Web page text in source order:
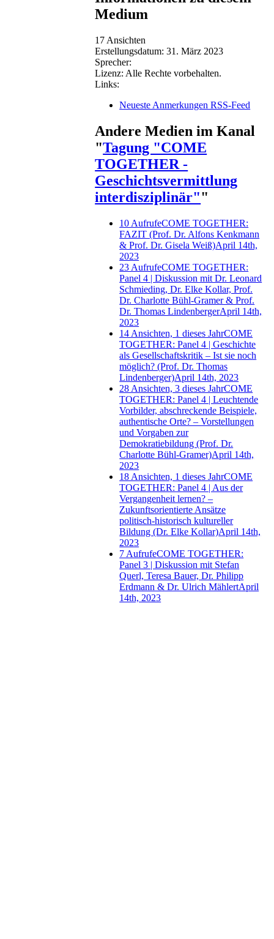
Medium
17 Ansichten
Erstellungsdatum: 31. März 2023
Sprecher:
Lizenz: Alle Rechte vorbehalten.
Links:
Neueste Anmerkungen RSS-Feed
Andere Medien im Kanal
"Tagung "COME
TOGETHER -
Geschichtsvermittlung
interdisziplinär""
10 AufrufeCOME TOGETHER:
FAZIT (Prof. Dr. Alfons Kenkmann
& Prof. Dr. Gisela Weiß)April 14th,
2023
23 AufrufeCOME TOGETHER:
Panel 4 | Diskussion mit Dr. Leonard
Schmieding, Dr. Elke Kollar, Prof.
Dr. Charlotte Bühl-Gramer & Prof.
Dr. Thomas LindenbergerApril 14th,
2023
14 Ansichten, 1 dieses JahrCOME
TOGETHER: Panel 4 | Geschichte
als Gesellschaftskritik – Ist sie noch
möglich? (Prof. Dr. Thomas
Lindenberger)April 14th, 2023
28 Ansichten, 3 dieses JahrCOME
TOGETHER: Panel 4 | Leuchtende
Vorbilder, abschreckende Beispiele,
authentische Orte? – Vorstellungen
und Vorgaben zur
Demokratiebildung (Prof. Dr.
Charlotte Bühl-Gramer)April 14th,
2023
18 Ansichten, 1 dieses JahrCOME
TOGETHER: Panel 4 | Aus der
Vergangenheit lernen? –
Zukunftsorientierte Ansätze
politisch-historisch kultureller
Bildung (Dr. Elke Kollar)April 14th,
2023
7 AufrufeCOME TOGETHER:
Panel 3 | Diskussion mit Stefan
Querl, Teresa Bauer, Dr. Philipp
Erdmann & Dr. Ulrich MählertApril
14th, 2023